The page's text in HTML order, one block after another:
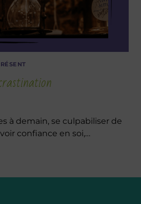
à demain, se culpabiliser de
confiance en soi,…